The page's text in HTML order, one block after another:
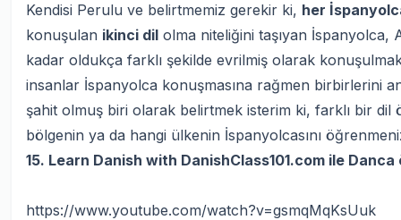
Kendisi Perulu ve belirtmemiz gerekir ki, her
konuşulan ikinci dil olma niteliğini taşıyan
kadar oldukça farklı şekilde evrilmiş olarak
insanlar İspanyolca konuşmasına rağmen birbirlerini
şahit olmuş biri olarak belirtmek isterim ki, farklı bir dil
bölgenin ya da hangi ülkenin İspanyolcasını
15. Learn Danish with DanishClass101.com ile
https://www.youtube.com/watch?v=gsmqMqKsUuk